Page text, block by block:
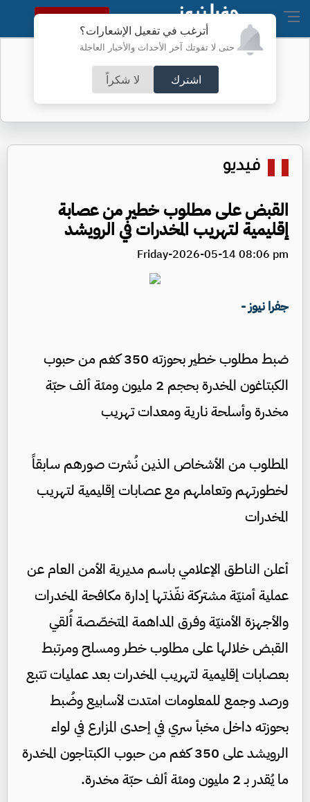
أترغب في تفعيل الإشعارات؟
حتى لا تفوتك آخر الأحداث والأخبار العاجلة
اشترك لا شكراً
النسخة الكاملة
المستقبل
فيديو
القبض على مطلوب خطير من عصابة
إقليمية لتهريب المخدرات في الرويشد
Friday-2026-05-14 08:06 pm
جفرا نيوز -
ضبط مطلوب خطير بحوزته 350 كغم من حبوب
الكبتاغون المخدرة بحجم 2 مليون ومئة ألف حبّة
مخدرة وأسلحة نارية ومعدات تهريب
المطلوب من الأشخاص الذين نُشرت صورهم سابقاً
لخطورتهم وتعاملهم مع عصابات إقليمية لتهريب
المخدرات
أعلن الناطق الإعلامي باسم مديرية الأمن العام عن
عملية أمنيّة مشتركة نفّذتها إدارة مكافحة المخدرات
والأجهزة الأمنيّة وفرق المداهمة المتخصّصة أُلقي
القبض خلالها على مطلوب خطر ومسلح ومرتبط
بعصابات إقليمية لتهريب المخدرات بعد عمليات تتبع
ورصد وجمع للمعلومات امتدت لأسابيع وضُبط
بحوزته داخل مخبأ سري في إحدى المزارع في لواء
الرويشد على 350 كغم من حبوب الكبتاجون المخدرة
ما يُقدر بـ 2 مليون ومئة ألف حبّة مخدرة.